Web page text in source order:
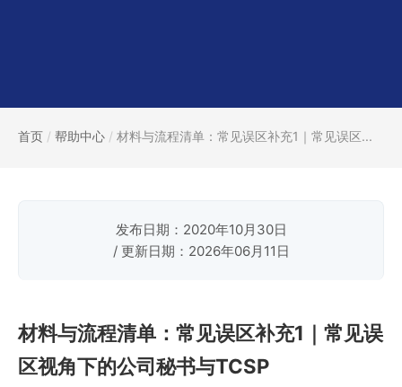
首页 / 帮助中心 / 材料与流程清单：常见误区补充1｜常见误区...
发布日期：2020年10月30日
/ 更新日期：2026年06月11日
材料与流程清单：常见误区补充1｜常见误
区视角下的公司秘书与TCSP